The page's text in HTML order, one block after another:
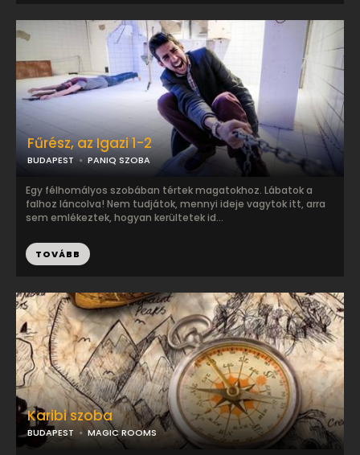
Fűrész, az Igazi 1-2
BUDAPEST PANIQ SZOBA
Egy félhomályos szobában tértek magatokhoz. Lábatok a
falhoz láncolva! Nem tudjátok, mennyi ideje vagytok itt, arra
sem emlékeztek, hogyan kerültetek id...
TOVÁBB
Karibi szoba
BUDAPEST MAGIC ROOMS